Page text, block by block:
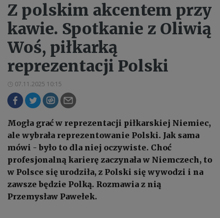
Z polskim akcentem przy
kawie. Spotkanie z Oliwią
Woś, piłkarką
reprezentacji Polski
07.11.2025 10:15
Mogła grać w reprezentacji piłkarskiej Niemiec,
ale wybrała reprezentowanie Polski. Jak sama
mówi - było to dla niej oczywiste. Choć
profesjonalną karierę zaczynała w Niemczech, to
w Polsce się urodziła, z Polski się wywodzi i na
zawsze będzie Polką. Rozmawia z nią
Przemysław Pawełek.